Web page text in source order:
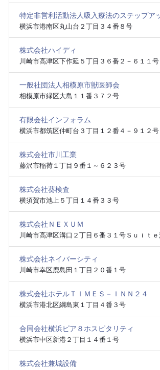
特定非営利活動法人吸入療法のステップア
横浜市港南区丸山台２丁目３４番８号
株式会社ハイディ
川崎市高津区下作延５丁目３６番２－６１１号
一般社団法人相模原市獣医師会
相模原市緑区大島１１番３７２号
有限会社インフォラム
横浜市都筑区仲町台３丁目１２番４－９１２号
株式会社市川工業
藤沢市稲荷１丁目９番１～６２３号
株式会社葵検査
横須賀市池上５丁目１４番３３号
株式会社ＮＥＸＵＭ
川崎市高津区溝口２丁目６番３１号Ｓｕｉｔｅ
株式会社ネイバーシティ
川崎市幸区鹿島田１丁目２０番１号
株式会社ホテルＴＩＭＥＳ－ＩＮＮ２４
横浜市港北区綱島東１丁目４番３号
合同会社横浜ピア８ホスピタリティ
横浜市中区新港２丁目１４番１号
株式会社兼城設備